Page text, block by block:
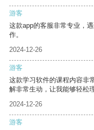
游客
这款app的客服非常专业，
作。
2024-12-26
游客
这款学习软件的课程内容非
解非常生动，让我能够轻松
2024-12-26
游客